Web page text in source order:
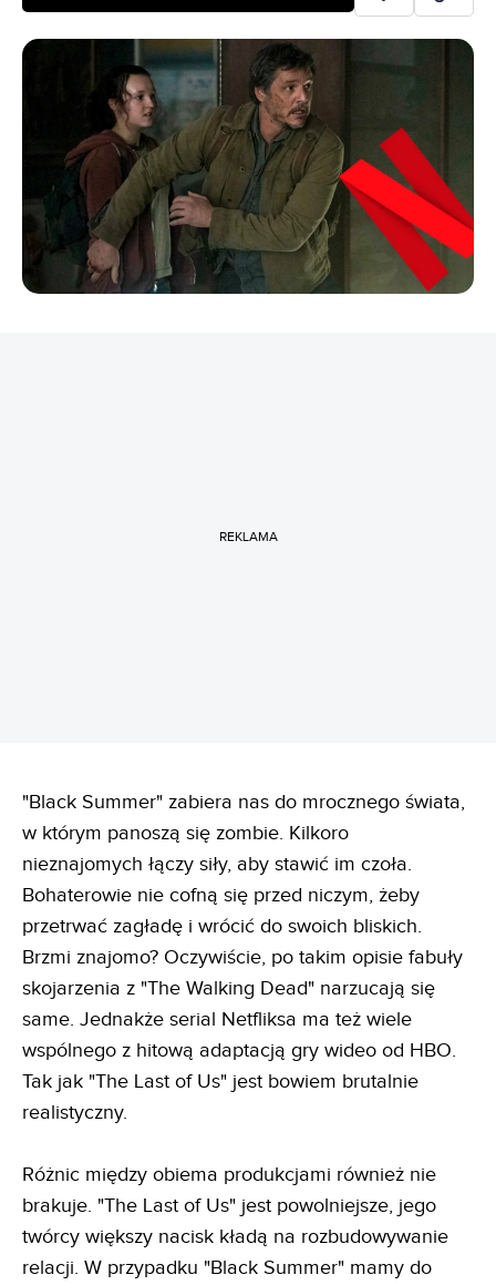
REKLAMA
"Black Summer" zabiera nas do mrocznego świata,
w którym panoszą się zombie. Kilkoro
nieznajomych łączy siły, aby stawić im czoła.
Bohaterowie nie cofną się przed niczym, żeby
przetrwać zagładę i wrócić do swoich bliskich.
Brzmi znajomo? Oczywiście, po takim opisie fabuły
skojarzenia z "The Walking Dead" narzucają się
same. Jednakże serial Netfliksa ma też wiele
wspólnego z hitową adaptacją gry wideo od HBO.
Tak jak "The Last of Us" jest bowiem brutalnie
realistyczny.
Różnic między obiema produkcjami również nie
brakuje. "The Last of Us" jest powolniejsze, jego
twórcy większy nacisk kładą na rozbudowywanie
relacji. W przypadku "Black Summer" mamy do